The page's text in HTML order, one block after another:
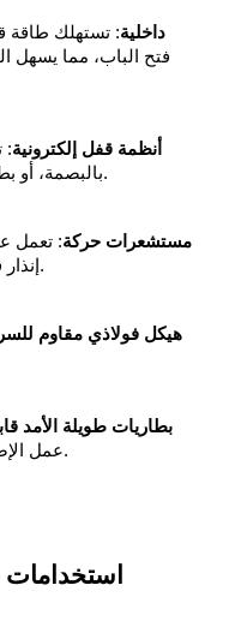
إضاءة LED داخلية: تستهلك طاقة
فتح الباب، مما يسهل
أنظمة قفل إلكترونية:
بالبصمة، أو بطاقات ذكية لزيادة مستويات الأمان.
مستشعرات حركة: تعمل
إنذار في حال محاولة فتح غير مصرح بها.
هيكل فولاذي مقاوم
بطاريات طويلة الأمد
عمل الإضاءة حتى في حال انقطاع الكهرباء.